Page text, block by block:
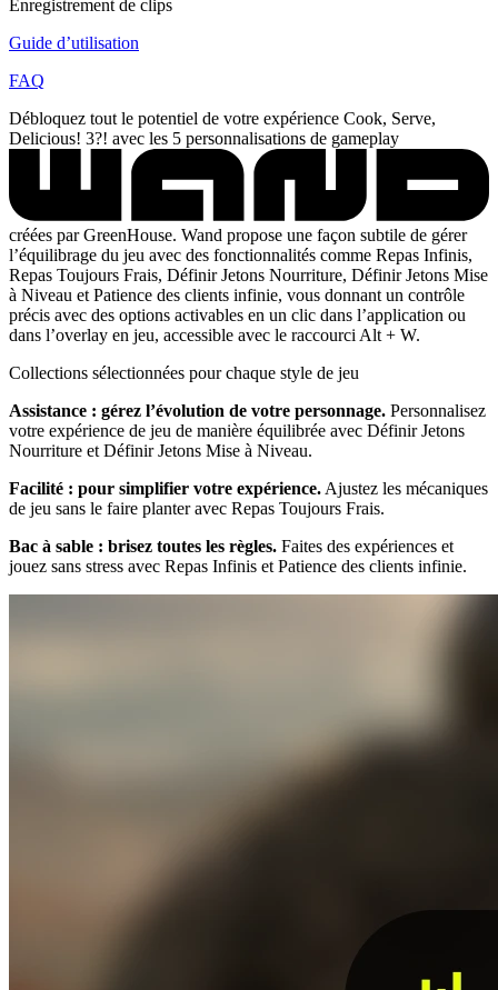
Enregistrement de clips
Guide d’utilisation
FAQ
Débloquez tout le potentiel de votre expérience Cook, Serve,
Delicious! 3?! avec les 5 personnalisations de gameplay
créées par GreenHouse. Wand propose une façon subtile de gérer
l’équilibrage du jeu avec des fonctionnalités comme Repas Infinis,
Repas Toujours Frais, Définir Jetons Nourriture, Définir Jetons Mise
à Niveau et Patience des clients infinie, vous donnant un contrôle
précis avec des options activables en un clic dans l’application ou
dans l’overlay en jeu, accessible avec le raccourci Alt + W.
Collections sélectionnées pour chaque style de jeu
Assistance : gérez l’évolution de votre personnage. Personnalisez
votre expérience de jeu de manière équilibrée avec Définir Jetons
Nourriture et Définir Jetons Mise à Niveau.
Facilité : pour simplifier votre expérience. Ajustez les mécaniques
de jeu sans le faire planter avec Repas Toujours Frais.
Bac à sable : brisez toutes les règles. Faites des expériences et
jouez sans stress avec Repas Infinis et Patience des clients infinie.